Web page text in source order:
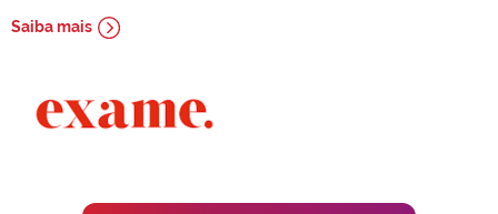
Saiba mais